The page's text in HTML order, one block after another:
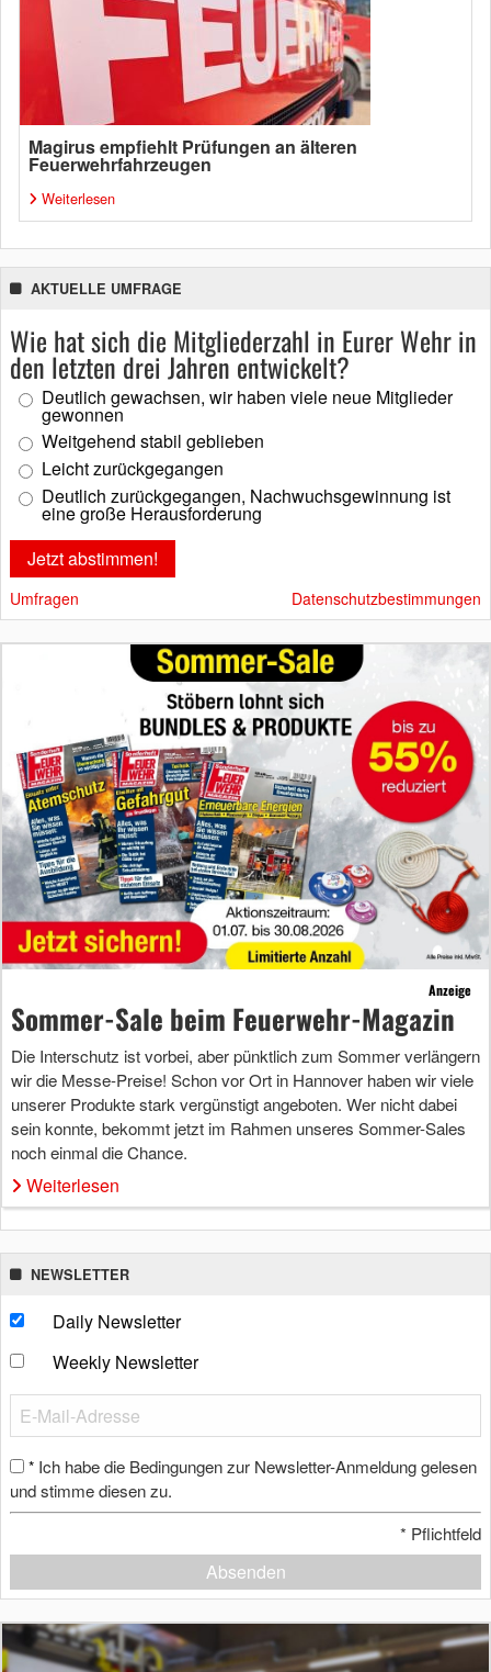
Magirus empfiehlt Prüfungen an älteren
Feuerwehrfahrzeugen
Weiterlesen
AKTUELLE UMFRAGE
Wie hat sich die Mitgliederzahl in Eurer Wehr in
den letzten drei Jahren entwickelt?
Deutlich gewachsen, wir haben viele neue Mitglieder
gewonnen
Weitgehend stabil geblieben
Leicht zurückgegangen
Deutlich zurückgegangen, Nachwuchsgewinnung ist
eine große Herausforderung
Umfragen Datenschutzbestimmungen
Anzeige
Sommer-Sale beim Feuerwehr-Magazin
Die Interschutz ist vorbei, aber pünktlich zum Sommer verlängern
wir die Messe-Preise! Schon vor Ort in Hannover haben wir viele
unserer Produkte stark vergünstigt angeboten. Wer nicht dabei
sein konnte, bekommt jetzt im Rahmen unseres Sommer-Sales
noch einmal die Chance.
Weiterlesen
NEWSLETTER
Daily Newsletter
Weekly Newsletter
* Ich habe die Bedingungen zur Newsletter-Anmeldung gelesen
und stimme diesen zu.
* Pflichtfeld
Absenden